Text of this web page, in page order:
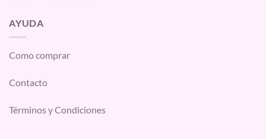
AYUDA
Como comprar
Contacto
Términos y Condiciones